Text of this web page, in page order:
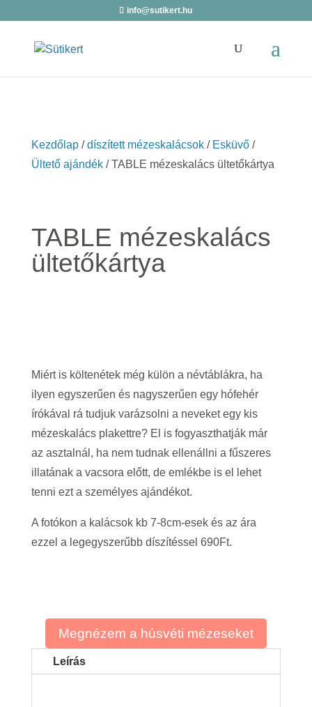
info@sutikert.hu
Kezdőlap/díszített mézeskalácsok/ Esküvő/
Ültető ajándék/ TABLE mézeskalács ültetőkártya
TABLE mézeskalács
ültetőkártya
Miért is költenétek még külön a névtáblákra, ha
ilyen egyszerűen és nagyszerűen egy hófehér
írókával rá tudjuk varázsolni a neveket egy kis
mézeskalács plakettre? El is fogyaszthatják már
az asztalnál, ha nem tudnak ellenállni a fűszeres
illatának a vacsora előtt, de emlékbe is el lehet
tenni ezt a személyes ajándékot.
A fotókon a kalácsok kb 7-8cm-esek és az ára
ezzel a legegyszerűbb díszítéssel 690Ft.
Megnézem a húsvéti mézeseket
Leírás